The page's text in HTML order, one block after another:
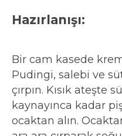
Hazırlanışı:
Bir cam kasede
Pudingi, salebi ve
çırpın. Kısık ateşte
kaynayınca kadar
ocaktan alın. Ocaktan